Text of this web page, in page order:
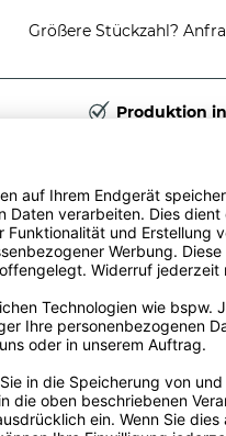
Größere Stückzahl?
Produktion
Passende